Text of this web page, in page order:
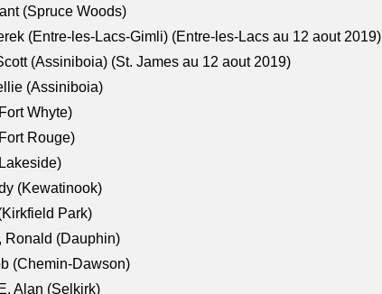
(Spruce Woods)
(Entre-les-Lacs-Gimli) (Entre-les-Lacs au 12 aout 2019)
(Assiniboia) (St. James au 12 aout 2019)
(Assiniboia)
Whyte)
Rouge)
(Kewatinook)
Park)
Ronald (Dauphin)
(Chemin-Dawson)
Alan (Selkirk)